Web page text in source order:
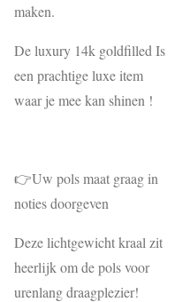
maken.
De luxury 14k goldfilled Is
een prachtige luxe item
waar je mee kan shinen !
👉Uw pols maat graag in
noties doorgeven
Deze lichtgewicht kraal zit
heerlijk om de pols voor
urenlang draagplezier!